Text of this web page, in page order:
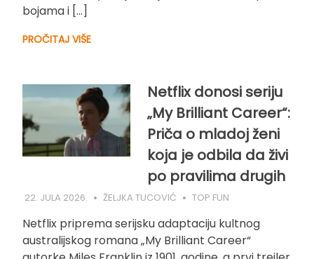
bojama i […]
PROČITAJ VIŠE
Netflix donosi seriju
„My Brilliant Career“:
Priča o mladoj ženi
koja je odbila da živi
po pravilima drugih
22. JULA 2026. ŽELJKA TUCOVIĆ TOP FUN
Netflix priprema serijsku adaptaciju kultnog
australijskog romana „My Brilliant Career“